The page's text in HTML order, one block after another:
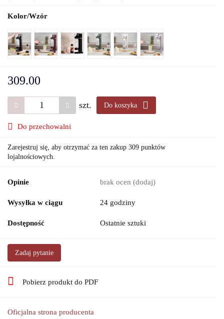
Kolor/Wzór
309.00
szt. Do koszyka
Do przechowalni
Zarejestruj się, aby otrzymać za ten zakup 309 punktów
lojalnościowych.
Opinie brak ocen (dodaj)
Wysyłka w ciągu 24 godziny
Dostępność Ostatnie sztuki
Zadaj pytanie
Pobierz produkt do PDF
Oficjalna strona producenta